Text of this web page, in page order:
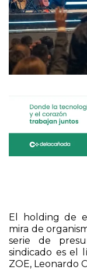
El holding de
mira de
serie de
sindicado es el
ZOE, Leonardo